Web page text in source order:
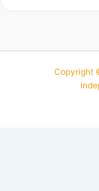
Copyright